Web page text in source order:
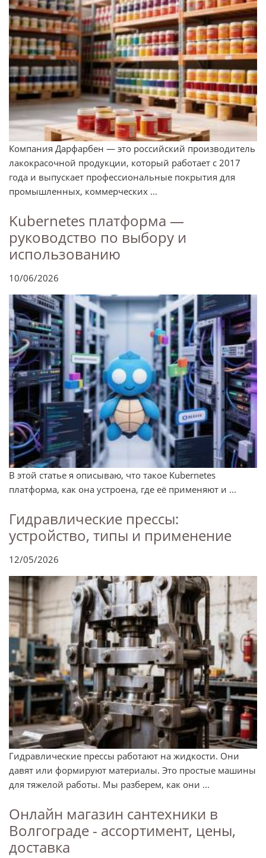
Компания Дарфарбен — это российский производитель
лакокрасочной продукции, который работает с 2017
года и выпускает профессиональные покрытия для
промышленных, коммерческих ...
Kubernetes платформа —
руководство по выбору и
использованию
10/06/2026
В этой статье я описываю, что такое Kubernetes
платформа, как она устроена, где её применяют и ...
Гидравлические прессы:
устройство, типы и применение
12/05/2026
Гидравлические прессы работают на жидкости. Они
давят или формируют материалы. Это простые машины
для тяжелой работы. Мы разберем, как они ...
Онлайн магазин сантехники в
Волгограде - ассортимент, цены,
доставка